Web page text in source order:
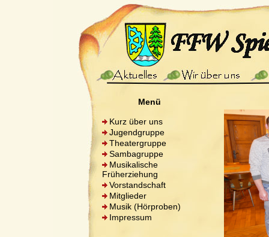
Menü
Kurz über uns
Jugendgruppe
Theatergruppe
Sambagruppe
Musikalische
Früherziehung
Vorstandschaft
Mitglieder
Musik (Hörproben)
Impressum